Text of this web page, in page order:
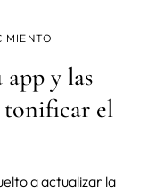
y las
tonificar el
a actualizar la